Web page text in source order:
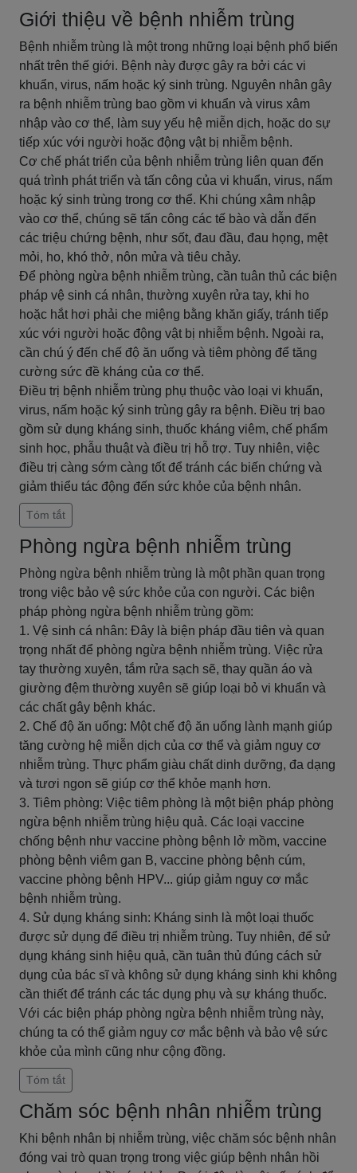
Giới thiệu về bệnh nhiễm trùng
Bệnh nhiễm trùng là một trong những loại bệnh phổ biến
nhất trên thế giới. Bệnh này được gây ra bởi các vi
khuẩn, virus, nấm hoặc ký sinh trùng. Nguyên nhân gây
ra bệnh nhiễm trùng bao gồm vi khuẩn và virus xâm
nhập vào cơ thể, làm suy yếu hệ miễn dịch, hoặc do sự
tiếp xúc với người hoặc động vật bị nhiễm bệnh.
Cơ chế phát triển của bệnh nhiễm trùng liên quan đến
quá trình phát triển và tấn công của vi khuẩn, virus, nấm
hoặc ký sinh trùng trong cơ thể. Khi chúng xâm nhập
vào cơ thể, chúng sẽ tấn công các tế bào và dẫn đến
các triệu chứng bệnh, như sốt, đau đầu, đau họng, mệt
mỏi, ho, khó thở, nôn mửa và tiêu chảy.
Để phòng ngừa bệnh nhiễm trùng, cần tuân thủ các biện
pháp vệ sinh cá nhân, thường xuyên rửa tay, khi ho
hoặc hắt hơi phải che miệng bằng khăn giấy, tránh tiếp
xúc với người hoặc động vật bị nhiễm bệnh. Ngoài ra,
cần chú ý đến chế độ ăn uống và tiêm phòng để tăng
cường sức đề kháng của cơ thể.
Điều trị bệnh nhiễm trùng phụ thuộc vào loại vi khuẩn,
virus, nấm hoặc ký sinh trùng gây ra bệnh. Điều trị bao
gồm sử dụng kháng sinh, thuốc kháng viêm, chế phẩm
sinh học, phẫu thuật và điều trị hỗ trợ. Tuy nhiên, việc
điều trị càng sớm càng tốt để tránh các biến chứng và
giảm thiểu tác động đến sức khỏe của bệnh nhân.
Tóm tắt
Phòng ngừa bệnh nhiễm trùng
Phòng ngừa bệnh nhiễm trùng là một phần quan trọng
trong việc bảo vệ sức khỏe của con người. Các biện
pháp phòng ngừa bệnh nhiễm trùng gồm:
1. Vệ sinh cá nhân: Đây là biện pháp đầu tiên và quan
trọng nhất để phòng ngừa bệnh nhiễm trùng. Việc rửa
tay thường xuyên, tắm rửa sạch sẽ, thay quần áo và
giường đệm thường xuyên sẽ giúp loại bỏ vi khuẩn và
các chất gây bệnh khác.
2. Chế độ ăn uống: Một chế độ ăn uống lành mạnh giúp
tăng cường hệ miễn dịch của cơ thể và giảm nguy cơ
nhiễm trùng. Thực phẩm giàu chất dinh dưỡng, đa dạng
và tươi ngon sẽ giúp cơ thể khỏe mạnh hơn.
3. Tiêm phòng: Việc tiêm phòng là một biện pháp phòng
ngừa bệnh nhiễm trùng hiệu quả. Các loại vaccine
chống bệnh như vaccine phòng bệnh lở mồm, vaccine
phòng bệnh viêm gan B, vaccine phòng bệnh cúm,
vaccine phòng bệnh HPV... giúp giảm nguy cơ mắc
bệnh nhiễm trùng.
4. Sử dụng kháng sinh: Kháng sinh là một loại thuốc
được sử dụng để điều trị nhiễm trùng. Tuy nhiên, để sử
dụng kháng sinh hiệu quả, cần tuân thủ đúng cách sử
dụng của bác sĩ và không sử dụng kháng sinh khi không
cần thiết để tránh các tác dụng phụ và sự kháng thuốc.
Với các biện pháp phòng ngừa bệnh nhiễm trùng này,
chúng ta có thể giảm nguy cơ mắc bệnh và bảo vệ sức
khỏe của mình cũng như cộng đồng.
Tóm tắt
Chăm sóc bệnh nhân nhiễm trùng
Khi bệnh nhân bị nhiễm trùng, việc chăm sóc bệnh nhân
đóng vai trò quan trọng trong việc giúp bệnh nhân hồi